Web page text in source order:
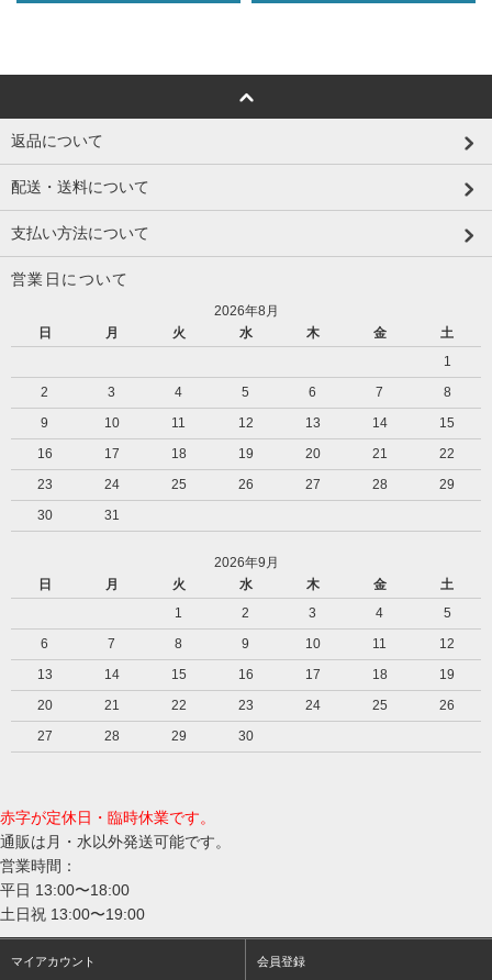
返品について
配送・送料について
支払い方法について
営業日について
2026年8月
日
月 火 水 木 金
土
1
2
3 4 5 6 7
8
9
10 11 12 13 14
15
16
17 18 19 20 21
22
23
24 25 26 27 28
29
30
31
2026年9月
日
月 火 水 木 金
土
1
2 3 4
5
6
7 8 9 10 11
12
13
14 15 16 17 18
19
20
21 22 23 24 25
26
27
28 29 30
赤字が定休日・臨時休業です。
通販は月・水以外発送可能です。
営業時間：
平日 13:00〜18:00
土日祝 13:00〜19:00
マイアカウント 会員登録